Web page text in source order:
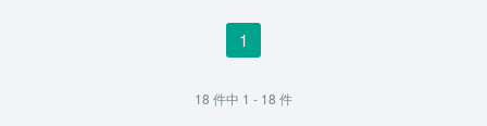
1
18 件中 1 - 18 件